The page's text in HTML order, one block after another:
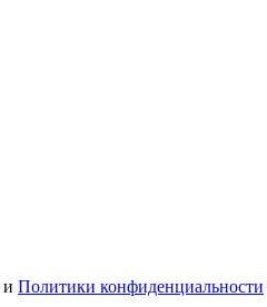
и Политики конфиденциальности